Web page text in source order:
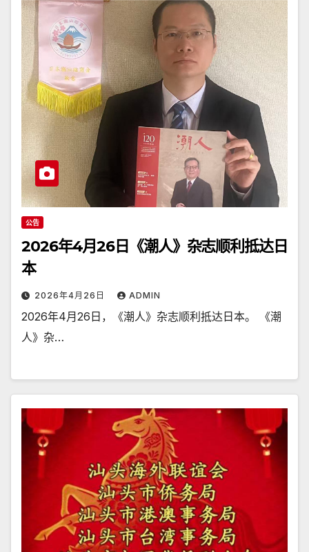
公告
2026年4月26日《潮人》杂志顺利抵达日
本
2026年4月26日 ADMIN
2026年4月26日，《潮人》杂志顺利抵达日本。 《潮
人》杂…